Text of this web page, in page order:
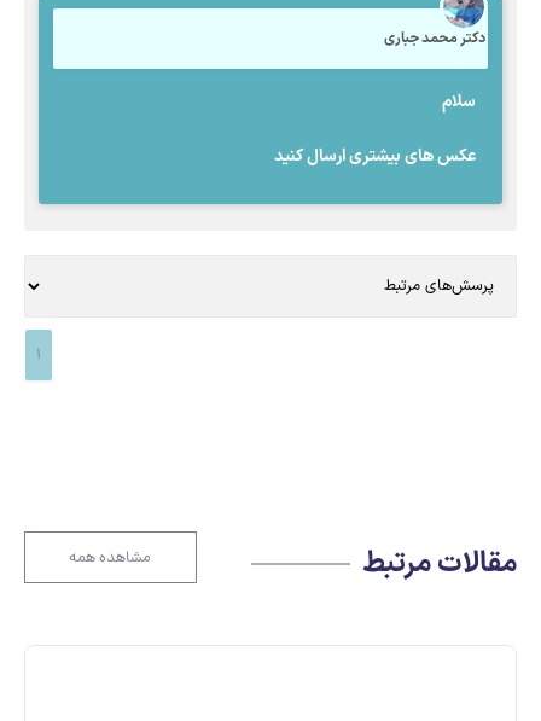
دکتر محمد جباری
سلام
عکس های بیشتری ارسال کنید
1
مقالات مرتبط مشاهده همه